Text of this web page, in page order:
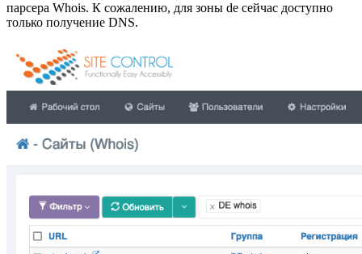
парсера Whois. К сожалению, для зоны de сейчас доступно
только получение DNS.